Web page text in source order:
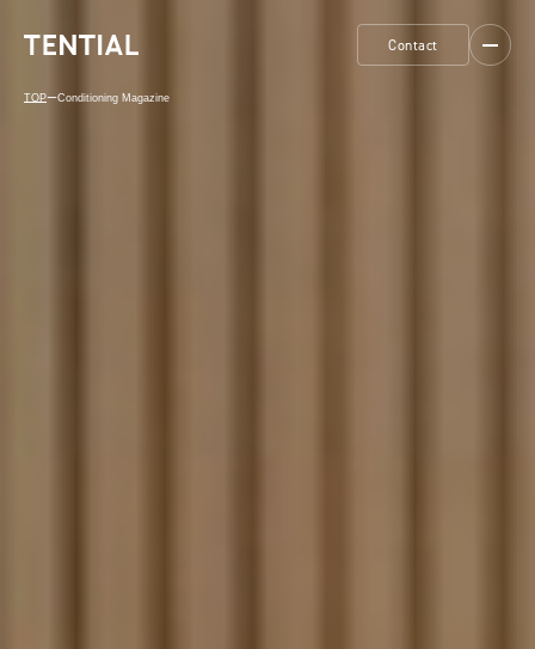
Contact
TOPーConditioning Magazine